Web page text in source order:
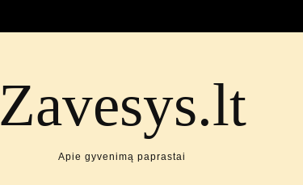
Zavesys.lt
Apie gyvenimą paprastai